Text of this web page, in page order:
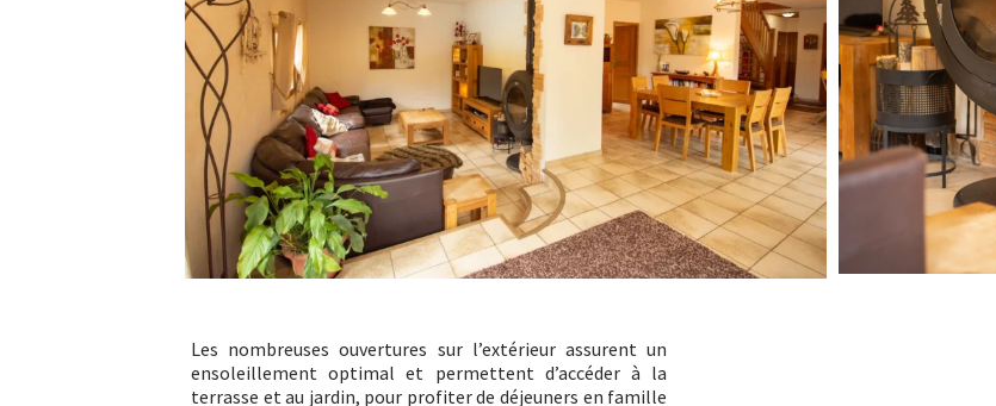
Les nombreuses ouvertures sur l’extérieur assurent un
ensoleillement optimal et permettent d’accéder à la
terrasse et au jardin, pour profiter de déjeuners en famille